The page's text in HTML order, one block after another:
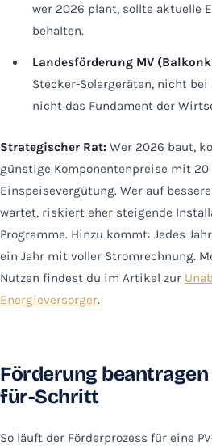
wer 2026 plant, sollte aktuelle
behalten.
Landesförderung MV
Stecker-Solargeräten, nicht
nicht das Fundament der
Strategischer Rat: Wer 2026 baut,
günstige Komponentenpreise mit
Einspeisevergütung. Wer auf
wartet, riskiert eher steigende
Programme. Hinzu kommt: Jedes
ein Jahr mit voller Stromrechnung.
Nutzen findest du im Artikel zur
Energieversorger.
Förderung
für-Schritt
So läuft der Förderprozess für eine